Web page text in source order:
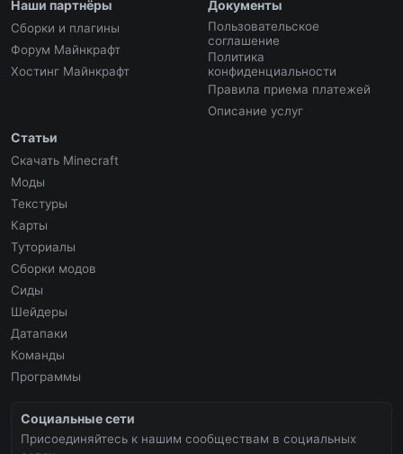
Наши партнёры
Сборки и плагины
Форум Майнкрафт
Хостинг Майнкрафт
Документы
Пользовательское
соглашение
Политика
конфиденциальности
Правила приема платежей
Описание услуг
Статьи
Скачать Minecraft
Моды
Текстуры
Карты
Туториалы
Сборки модов
Сиды
Шейдеры
Датапаки
Команды
Программы
Социальные сети
Присоединяйтесь к нашим сообществам в социальных